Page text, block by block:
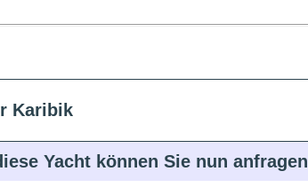
Karibik
Yacht können Sie nun anfragen